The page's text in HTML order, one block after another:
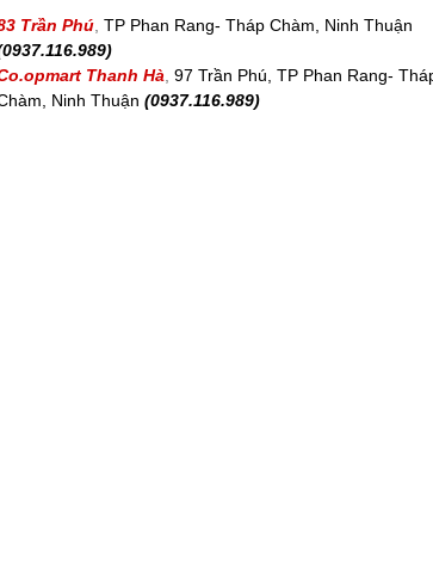
Trần Phú ,TP Phan Rang- Tháp Chàm, Ninh Thuận
Thanh Hà ,97 Trần Phú, TP Phan Rang-
Ninh Thuận(0937.116.989)